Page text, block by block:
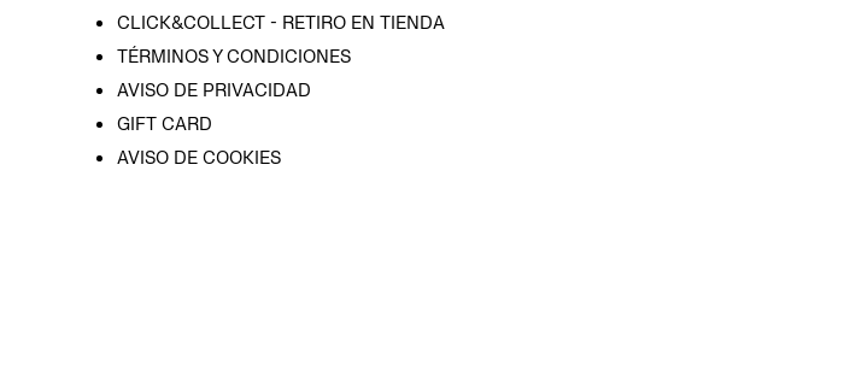
CLICK&COLLECT - RETIRO EN TIENDA
TÉRMINOS Y CONDICIONES
AVISO DE PRIVACIDAD
GIFT CARD
AVISO DE COOKIES